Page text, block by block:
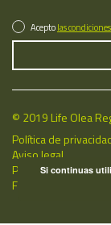
Aceptolas
© 2019 Life Olea
Política de
Aviso legal
Política de cookies
Fecha de última
Si continuas